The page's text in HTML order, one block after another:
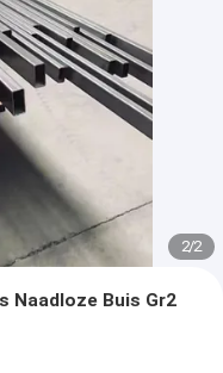
2/2
Naadloze Buis Gr2